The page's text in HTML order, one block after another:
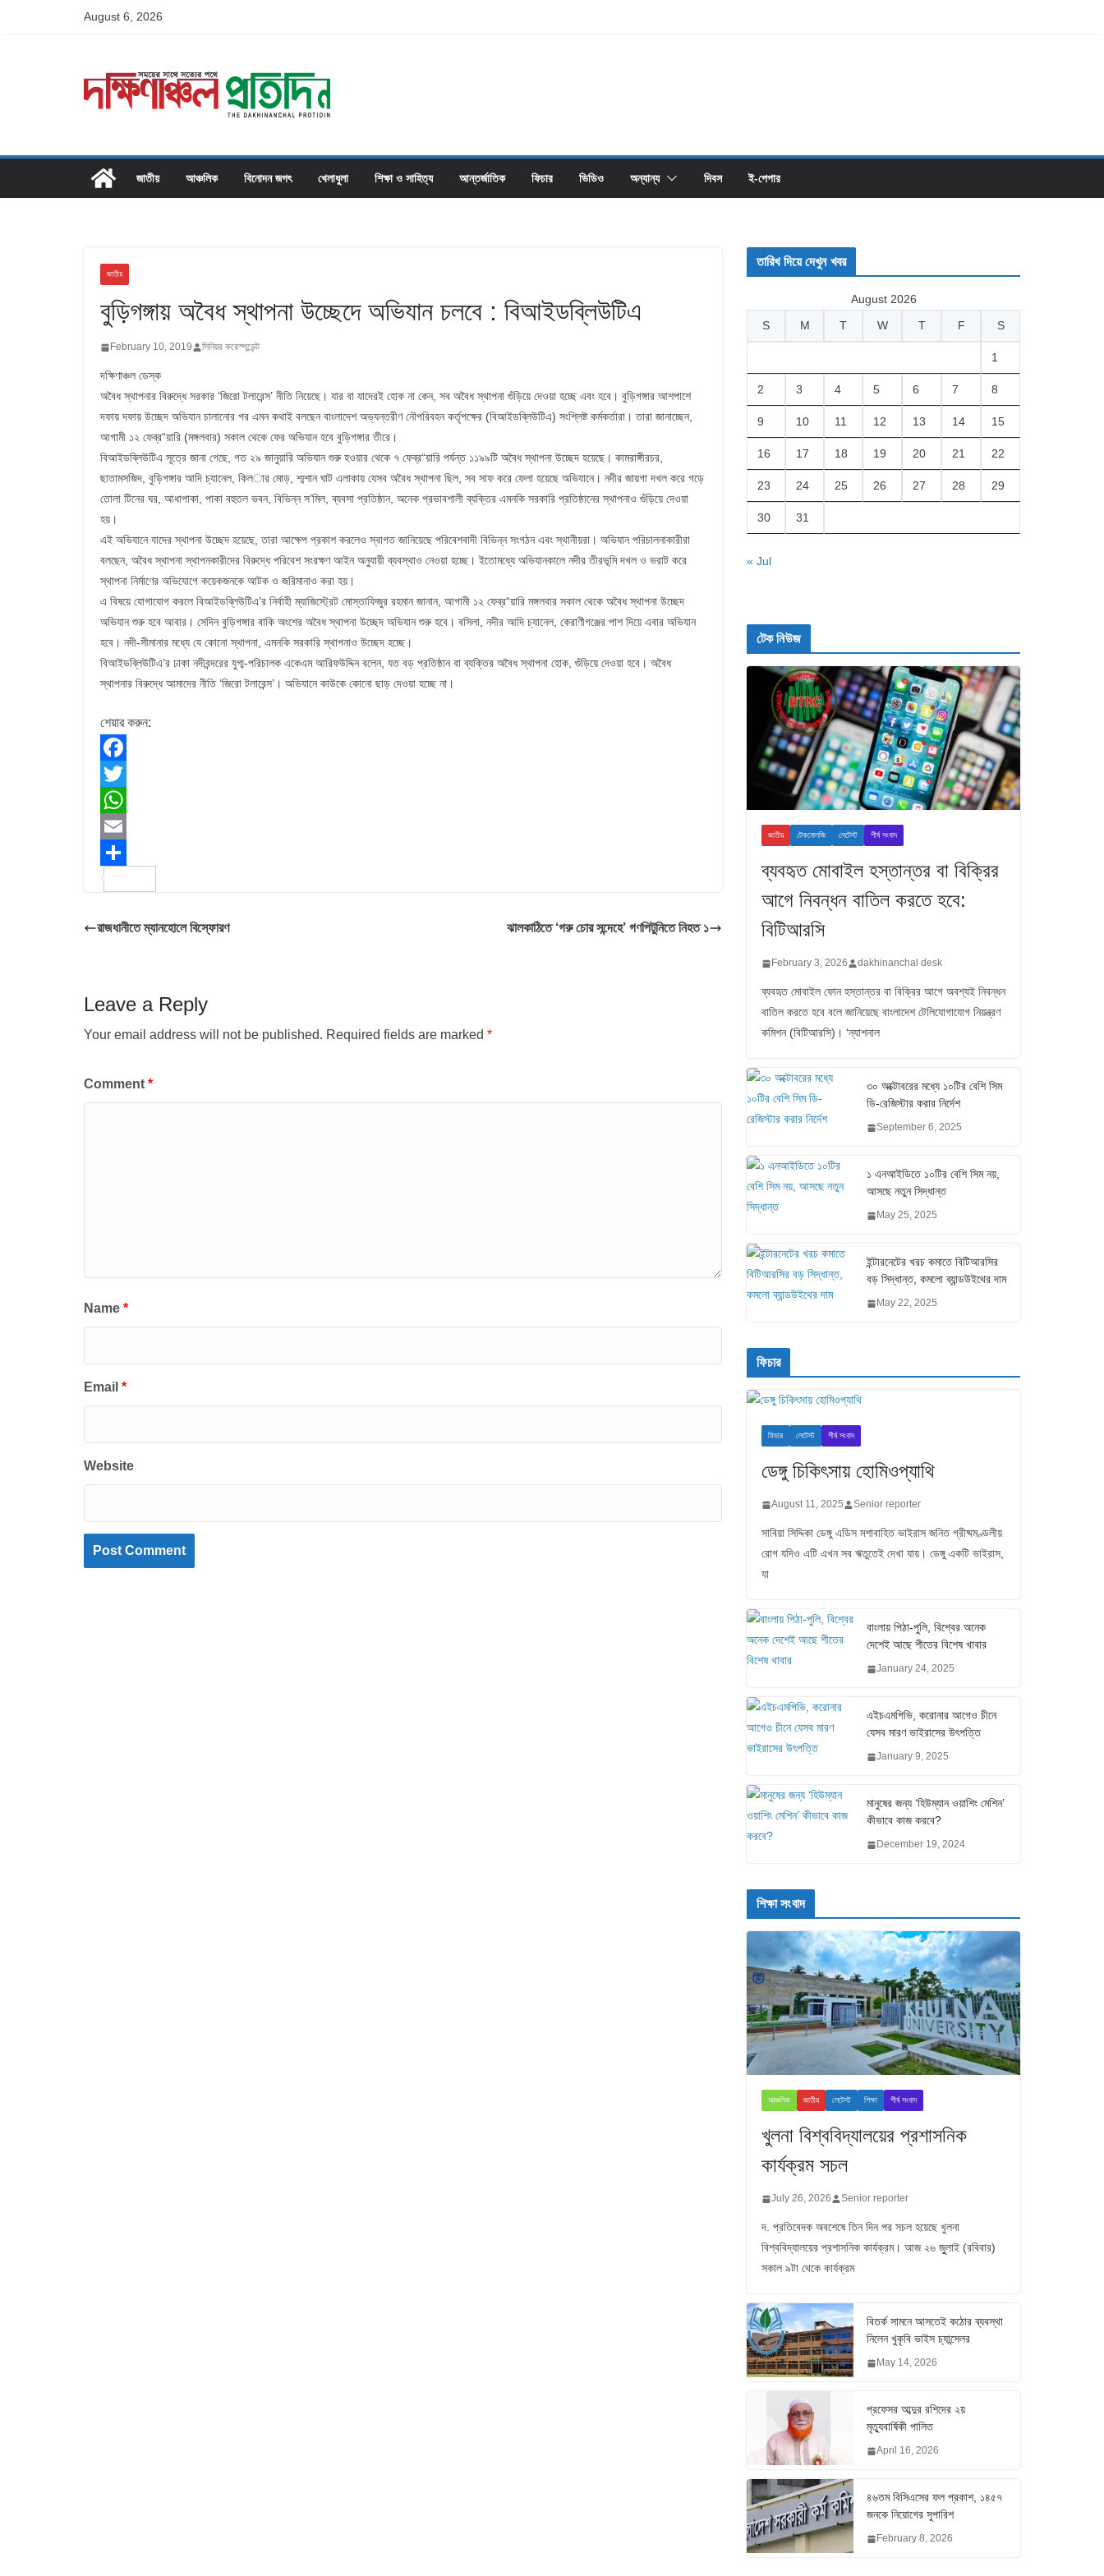
August 6, 2026
জাতীয় আঞ্চলিক বিনোদন জগৎ খেলাধুলা শিক্ষা ও সাহিত্য আন্তর্জাতিক ফিচার ভিডিও অন্যান্য দিবস ই-পেপার
জাতীয়
বুড়িগঙ্গায় অবৈধ স্থাপনা উচ্ছেদে অভিযান চলবে : বিআইডব্লিউটিএ
February 10, 2019 সিনিয়র করেস্পন্ডেন্ট
দক্ষিণাঞ্চল ডেস্ক
অবৈধ স্থাপনার বিরুদ্ধে সরকার ‘জিরো টলারেন্স’ নীতি নিয়েছে। যার বা যাদেরই হোক না কেন, সব অবৈধ স্থাপনা গুঁড়িয়ে দেওয়া হচ্ছে এবং হবে। বুড়িগঙ্গার আশপাশে
দফায় দফায় উচ্ছেদ অভিযান চালানোর পর এমন কথাই বলছেন বাংলাদেশ অভ্যন্তরীণ নৌপরিবহন কর্তৃপক্ষের (বিআইডব্লিউটিএ) সংশ্লিষ্ট কর্মকর্তারা। তারা জানাচ্ছেন,
আগামী ১২ ফেব্র“য়ারি (মঙ্গলবার) সকাল থেকে ফের অভিযান হবে বুড়িগঙ্গার তীরে।
বিআইডব্লিউটিএ সূত্রে জানা গেছে, গত ২৯ জানুয়ারি অভিযান শুরু হওয়ার থেকে ৭ ফেব্র“য়ারি পর্যন্ত ১১৯৯টি অবৈধ স্থাপনা উচ্ছেদ হয়েছে। কামরাঙ্গীরচর,
ছাতামসজিদ, বুড়িগঙ্গার আদি চ্যানেল, কিল­ার মোড়, শ্মশান ঘাট এলাকায় যেসব অবৈধ স্থাপনা ছিল, সব সাফ করে ফেলা হয়েছে অভিযানে। নদীর জায়গা দখল করে গড়ে
তোলা টিনের ঘর, আধাপাকা, পাকা বহুতল ভবন, বিভিন্ন স’মিল, ব্যবসা প্রতিষ্ঠান, অনেক প্রভাবশালী ব্যক্তির এমনকি সরকারি প্রতিষ্ঠানের স্থাপনাও গুঁড়িয়ে দেওয়া
হয়।
এই অভিযানে যাদের স্থাপনা উচ্ছেদ হয়েছে, তারা আক্ষেপ প্রকাশ করলেও স্বাগত জানিয়েছে পরিবেশবাদী বিভিন্ন সংগঠন এবং স্থানীয়রা। অভিযান পরিচালনাকারীরা
বলছেন, অবৈধ স্থাপনা স্থাপনকারীদের বিরুদ্ধে পরিবেশ সংরক্ষণ আইন অনুযায়ী ব্যবস্থাও নেওয়া হচ্ছে। ইতোমধ্যে অভিযানকালে নদীর তীরভূমি দখল ও ভরাট করে
স্থাপনা নির্মাণের অভিযোগে কয়েকজনকে আটক ও জরিমানাও করা হয়।
এ বিষয়ে যোগাযোগ করলে বিআইডব্লিউটিএ’র নির্বাহী ম্যাজিস্ট্রেট মোস্তাফিজুর রহমান জানান, আগামী ১২ ফেব্র“য়ারি মঙ্গলবার সকাল থেকে অবৈধ স্থাপনা উচ্ছেদ
অভিযান শুরু হবে আবার। সেদিন বুড়িগঙ্গার বাকি অংশের অবৈধ স্থাপনা উচ্ছেদ অভিযান শুরু হবে। বসিলা, নদীর আদি চ্যানেল, কেরাণীগঞ্জের পাশ দিয়ে এবার অভিযান
হবে। নদী-সীমানার মধ্যে যে কোনো স্থাপনা, এমনকি সরকারি স্থাপনাও উচ্ছেদ হচ্ছে।
বিআইডব্লিউটিএ’র ঢাকা নদীবন্দরের যুগ্ম-পরিচালক একেএম আরিফউদ্দিন বলেন, যত বড় প্রতিষ্ঠান বা ব্যক্তির অবৈধ স্থাপনা হোক, গুঁড়িয়ে দেওয়া হবে। অবৈধ
স্থাপনার বিরুদ্ধে আমাদের নীতি ‘জিরো টলারেন্স’। অভিযানে কাউকে কোনো ছাড় দেওয়া হচ্ছে না।
শেয়ার করুন:
F
a
c
e
b
o
T
w
t
e
W
h
a
s
p
E
m
i
a
রাজধানীতে ম্যানহোলে বিস্ফোরণ ঝালকাঠিতে ‘গরু চোর সন্দেহে’ গণপিটুনিতে নিহত ১
Leave a Reply
Your email address will not be published. Required fields are marked *
Comment *
Name *
Email *
Website
তারিখ দিয়ে দেখুন খবর
August 2026
S
M T W T F S
1
2 3 4 5 6 7 8
9 10 11 12 13 14 15
16 17 18 19 20 21 22
23 24 25 26 27 28 29
30 31
« Jul
টেক নিউজ
জাতীয় টেকনোলজি লেটেস্ট শীর্ষ সংবাদ
ব্যবহৃত মোবাইল হস্তান্তর বা বিক্রির
আগে নিবন্ধন বাতিল করতে হবে:
বিটিআরসি
February 3, 2026 dakhinanchal desk
ব্যবহৃত মোবাইল ফোন হস্তান্তর বা বিক্রির আগে অবশ্যই নিবন্ধন
বাতিল করতে হবে বলে জানিয়েছে বাংলাদেশ টেলিযোগাযোগ নিয়ন্ত্রণ
কমিশন (বিটিআরসি)। ‘ন্যাশনাল
৩০ অক্টোবরের মধ্যে ১০টির বেশি সিম
ডি-রেজিস্টার করার নির্দেশ
September 6, 2025
১ এনআইডিতে ১০টির বেশি সিম নয়,
আসছে নতুন সিদ্ধান্ত
May 25, 2025
ইন্টারনেটের খরচ কমাতে বিটিআরসির
বড় সিদ্ধান্ত, কমলো ব্যান্ডউইথের দাম
May 22, 2025
ফিচার
ফিচার লেটেস্ট শীর্ষ সংবাদ
ডেঙ্গু চিকিৎসায় হোমিওপ্যাথি
August 11, 2025 Senior reporter
সাবিয়া সিদ্দিকা ডেঙ্গু এডিস মশাবাহিত ভাইরাস জনিত গ্রীষ্মমণ্ডলীয়
রোগ যদিও এটি এখন সব ঋতুতেই দেখা যায়। ডেঙ্গু একটি ভাইরাস,
যা
বাংলায় পিঠা-পুলি, বিশ্বের অনেক
দেশেই আছে শীতের বিশেষ খাবার
January 24, 2025
এইচএমপিভি, করোনার আগেও চীনে
যেসব মারণ ভাইরাসের উৎপত্তি
January 9, 2025
মানুষের জন্য ‘হিউম্যান ওয়াশিং মেশিন’
কীভাবে কাজ করবে?
December 19, 2024
শিক্ষা সংবাদ
আঞ্চলিক জাতীয় লেটেস্ট শিক্ষা শীর্ষ সংবাদ
খুলনা বিশ্ববিদ্যালয়ের প্রশাসনিক
কার্যক্রম সচল
July 26, 2026 Senior reporter
দ. প্রতিবেদক অবশেষে তিন দিন পর সচল হয়েছে খুলনা
বিশ্ববিদ্যালয়ের প্রশাসনিক কার্যক্রম। আজ ২৬ জুুলাই (রবিবার)
সকাল ৯টা থেকে কার্যক্রম
বিতর্ক সামনে আসতেই কঠোর ব্যবস্থা
নিলেন খুকৃবি ভাইস চ্যান্সেলর
May 14, 2026
প্রফেসর আব্দুর রশিদের ২য়
মৃত্যুবার্ষিকী পালিত
April 16, 2026
৪৬তম বিসিএসের ফল প্রকাশ, ১৪৫৭
জনকে নিয়োগের সুপারিশ
February 8, 2026